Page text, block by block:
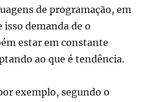
de programação, em
demanda de o
estar em constante
ao que é tendência.
exemplo, segundo o